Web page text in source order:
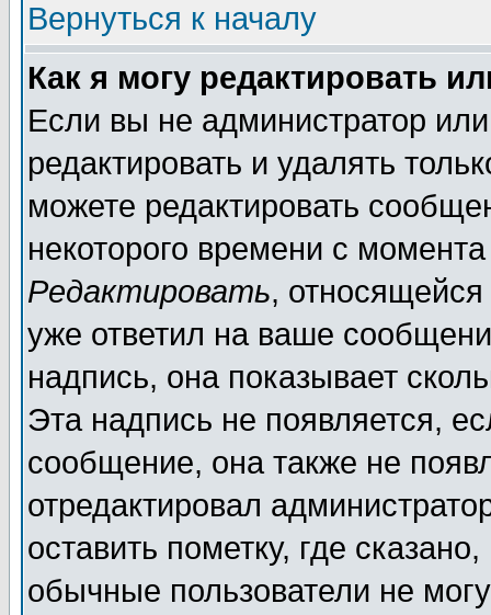
Вернуться к началу
Как я могу редактировать
Если вы не администратор
редактировать и удалять
можете редактировать
некоторого времени с
Редактировать,
уже ответил на ваше
надпись, она показывает
Эта надпись не появляется,
сообщение, она также не
отредактировал
оставить пометку, где
обычные пользователи не